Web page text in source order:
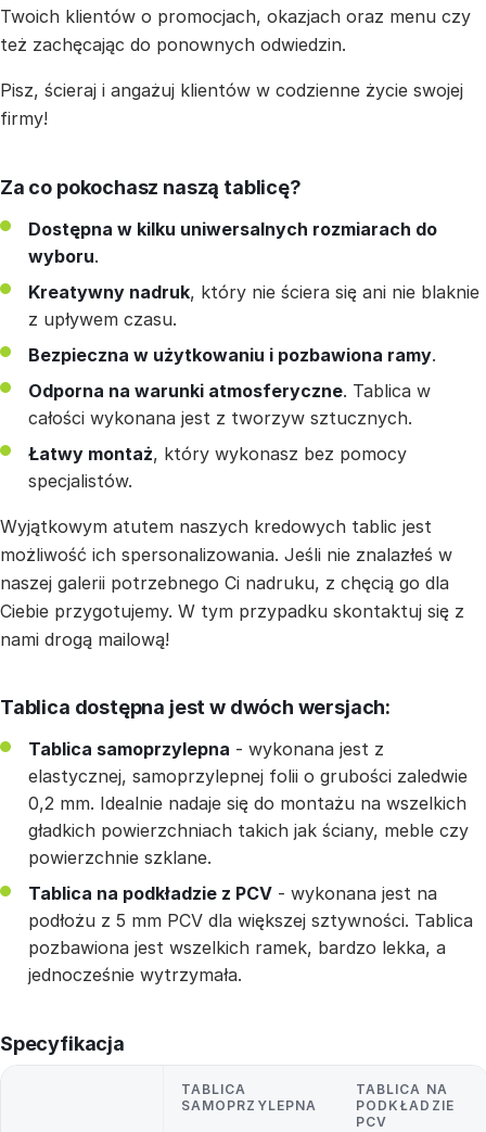
Twoich klientów o promocjach, okazjach oraz menu czy
też zachęcając do ponownych odwiedzin.
Pisz, ścieraj i angażuj klientów w codzienne życie swojej
firmy!
Za co pokochasz naszą tablicę?
Dostępna w kilku uniwersalnych rozmiarach do
wyboru.
Kreatywny nadruk, który nie ściera się ani nie blaknie
z upływem czasu.
Bezpieczna w użytkowaniu i pozbawiona ramy.
Odporna na warunki atmosferyczne. Tablica w
całości wykonana jest z tworzyw sztucznych.
Łatwy montaż, który wykonasz bez pomocy
specjalistów.
Wyjątkowym atutem naszych kredowych tablic jest
możliwość ich spersonalizowania. Jeśli nie znalazłeś w
naszej galerii potrzebnego Ci nadruku, z chęcią go dla
Ciebie przygotujemy. W tym przypadku skontaktuj się z
nami drogą mailową!
Tablica dostępna jest w dwóch wersjach:
Tablica samoprzylepna - wykonana jest z
elastycznej, samoprzylepnej folii o grubości zaledwie
0,2 mm. Idealnie nadaje się do montażu na wszelkich
gładkich powierzchniach takich jak ściany, meble czy
powierzchnie szklane.
Tablica na podkładzie z PCV - wykonana jest na
podłożu z 5 mm PCV dla większej sztywności. Tablica
pozbawiona jest wszelkich ramek, bardzo lekka, a
jednocześnie wytrzymała.
Specyfikacja
TABLICA
SAMOPRZYLEPNA
TABLICA NA
PODKŁADZIE
PCV